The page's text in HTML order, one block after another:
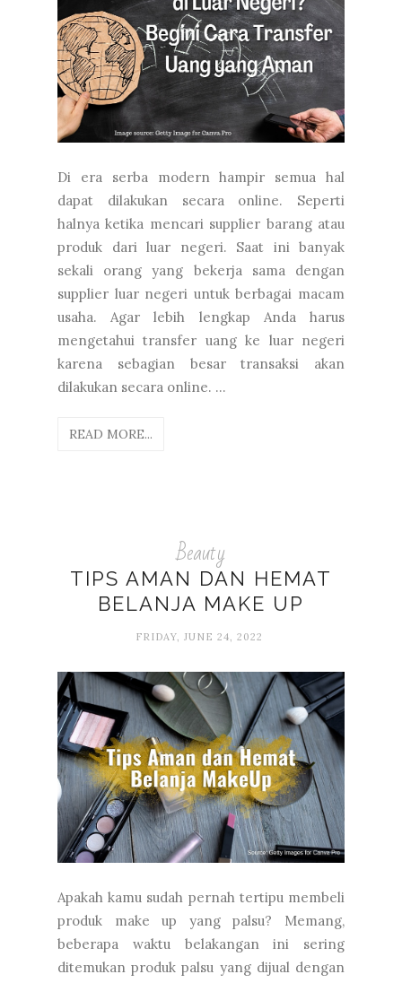
Di era serba modern hampir semua hal
dapat dilakukan secara online. Seperti
halnya ketika mencari supplier barang atau
produk dari luar negeri. Saat ini banyak
sekali orang yang bekerja sama dengan
supplier luar negeri untuk berbagai macam
usaha. Agar lebih lengkap Anda harus
mengetahui transfer uang ke luar negeri
karena sebagian besar transaksi akan
dilakukan secara online. ...
READ MORE...
Beauty
TIPS AMAN DAN HEMAT
BELANJA MAKE UP
FRIDAY, JUNE 24, 2022
Apakah kamu sudah pernah tertipu membeli
produk make up yang palsu? Memang,
beberapa waktu belakangan ini sering
ditemukan produk palsu yang dijual dengan